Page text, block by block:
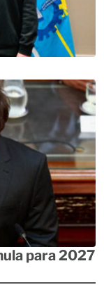
para 2027